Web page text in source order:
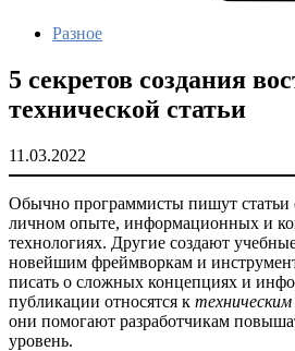
Разное
5 секретов создания
технической статьи
11.03.2022
Обычно программисты пишут статьи
личном опыте, информационных и
технологиях. Другие создают
новейшим фреймворкам и
писать о сложных концепциях и
публикации относятся к
они помогают разработчикам
уровень.